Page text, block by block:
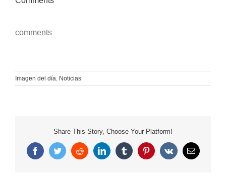
comments
Imagen del día, Noticias
Share This Story, Choose Your Platform!
FacebookTwitterRedditLinkedInTumblrPinterestVk
Correo
electrónico